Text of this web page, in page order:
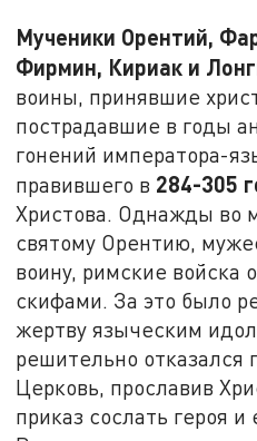
Мученики Орентий,
Фирмин, Кириак и
воины, принявшие
пострадавшие в годы
гонений императора-
правившего в 284-305
Христова. Однажды во
святому Орентию,
воину, римские войска
скифами. За это было
жертву языческим
решительно отказался
Церковь, прославив
приказ сослать героя